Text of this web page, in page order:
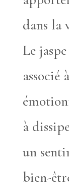
dans la
Le
associé
à
un
bien-